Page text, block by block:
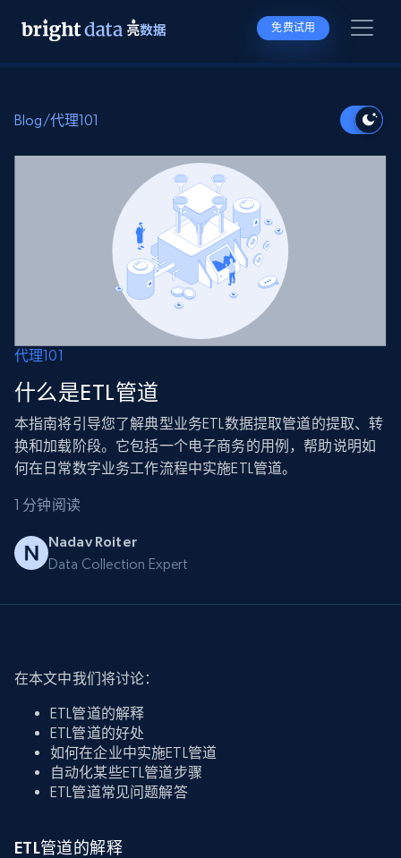
免费试用
Blog/代理101
代理101
什么是ETL管道
本指南将引导您了解典型业务ETL数据提取管道的提取、转
换和加载阶段。它包括一个电子商务的用例，帮助说明如
何在日常数字业务工作流程中实施ETL管道。
1 分钟阅读
Nadav Roiter
Data Collection Expert
在本文中我们将讨论：
ETL管道的解释
ETL管道的好处
如何在企业中实施ETL管道
自动化某些ETL管道步骤
ETL管道常见问题解答
ETL管道的解释